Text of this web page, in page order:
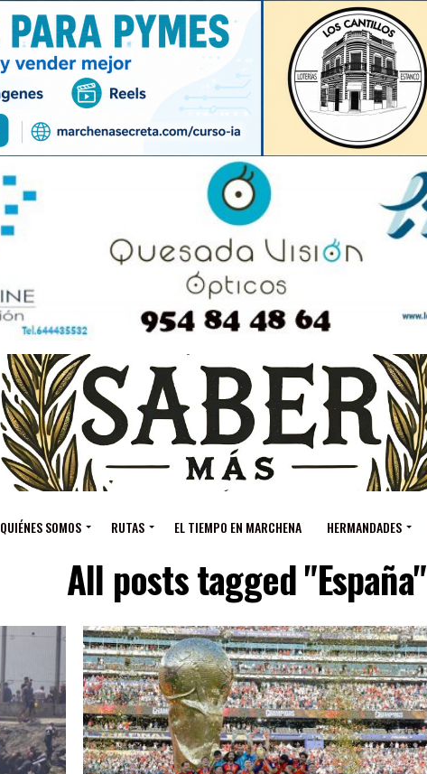
QUIÉNES SOMOS RUTAS EL TIEMPO EN MARCHENA HERMANDADES
All posts tagged "España"